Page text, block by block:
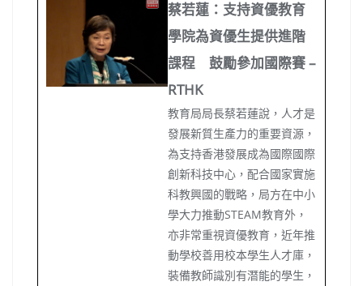
蔡若蓮：支持資優教育
學院為資優生提供進階
課程 鼓勵參加國際賽 –
RTHK
教育局局長蔡若蓮說，人才是
發展新質生產力的重要資源，
為支持香港發展成為國際國際
創新科技中心，配合國家實施
科教興國的戰略，局方在中小
學大力推動STEAM教育外，
亦非常重視資優教育，近年推
動學校善用校本學生人才庫，
裝備教師識別有潛能的學生，